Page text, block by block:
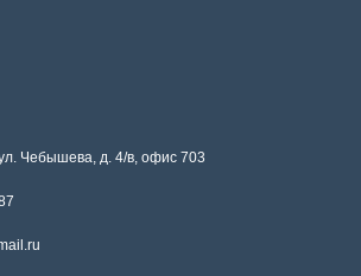
ул. Чебышева, д. 4/в, офис 703